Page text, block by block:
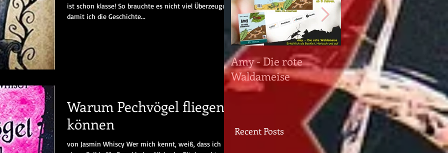
ist schon klasse! So brauchte es nicht viel Überzeugung,
damit ich die Geschichte...
Warum Pechvögel fliegen
können
von Jasmin Whiscy Wer mich kennt, weiß, dass ich
Amy - Die rote
Waldameise
PRAEGRESSUS ist da!
Recent Posts